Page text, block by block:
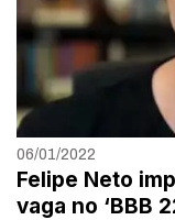
06/01/2022
Felipe Neto
vaga no ‘BBB